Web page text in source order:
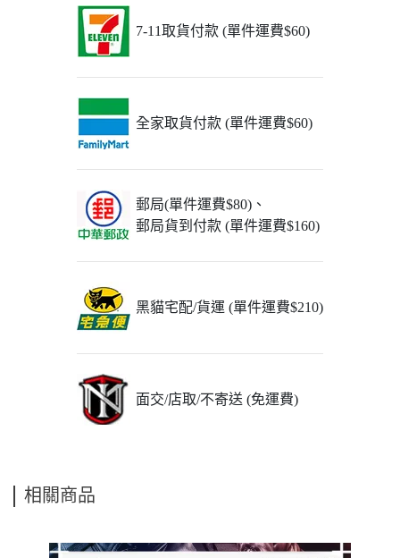
7-11取貨付款 (單件運費$60)
全家取貨付款 (單件運費$60)
郵局(單件運費$80)、
郵局貨到付款 (單件運費$160)
黑貓宅配/貨運 (單件運費$210)
面交/店取/不寄送 (免運費)
相關商品